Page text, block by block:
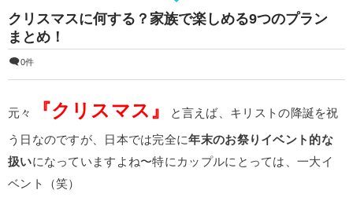
クリスマスに何する？家族で楽しめる9つのプラン
まとめ！
0件
元々 『クリスマス』 と言えば、キリストの降誕を祝
う日なのですが、日本では完全に年末のお祭りイベント的な
扱いになっていますよね〜特にカップルにとっては、一大イ
ベント（笑）